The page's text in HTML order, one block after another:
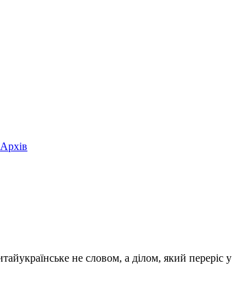
Архів
не словом, а ділом, який переріс у